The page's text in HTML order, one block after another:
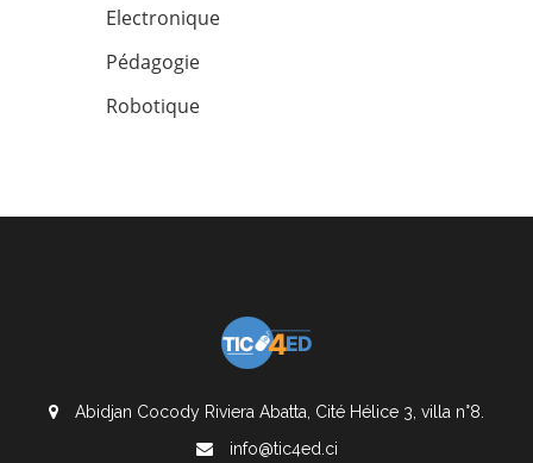
Electronique
Pédagogie
Robotique
Abidjan Cocody Riviera Abatta, Cité Hélice 3, villa n°8.
info@tic4ed.ci